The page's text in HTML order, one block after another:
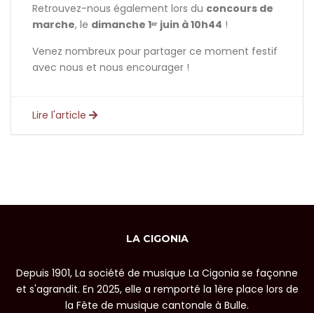
Retrouvez-nous également lors du concours de
marche, le dimanche 1ᵉʳ juin à 10h44 !
Venez nombreux pour partager ce moment festif
avec nous et nous encourager !
Lire l'article
LA CIGONIA
Depuis 1901, La société de musique La Cigonia se façonne
et s'agrandit. En 2025, elle a remporté la 1ère place lors de
la Fête de musique cantonale à Bulle.